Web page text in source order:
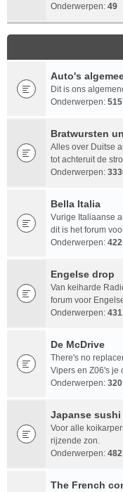
Onderwerpen: 49
Auto's
Dit is ons
Onderwerpen:
Bratwursten
Alles over Duitse
tot achteruit de
Onderwerpen:
Bella Italia
Vurige Italiaanse
dit is het forum
Onderwerpen: 422
Engelse drop
Van keiharde
forum voor
Onderwerpen: 431
De McDrive
There's no
Vipers en Z06's je
Onderwerpen: 320
Japanse sushi
Voor alle
rijzende zon.
Onderwerpen: 482
The French